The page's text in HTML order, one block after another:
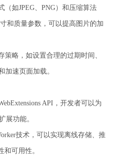
（如JPEG、PNG）和压缩算法
和质量参数，可以提高图片的加
略，如设置合理的过期时间、
加速页面加载。
API，开发者可以为
展功能。
技术，可以实现离线存储、推
可用性。